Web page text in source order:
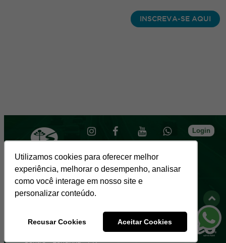
Utilizamos cookies para oferecer melhor
experiência, melhorar o desempenho, analisar
como você interage em nosso site e
personalizar conteúdo.
Recusar Cookies Aceitar Cookies
INSCREVA-SE AQUI
Login
Regional Londrina
Rua Fernando de Noronha, 1249, sala 01
- Centro - Londrina - PR